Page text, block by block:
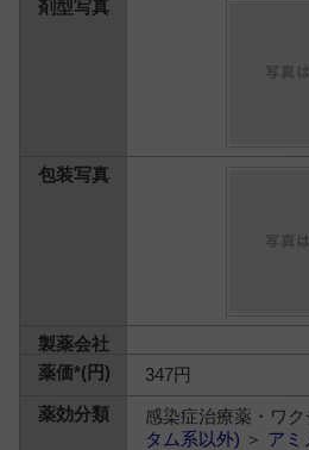
347円
感染症治療薬・ワ
タム系以外) ＞ アミ